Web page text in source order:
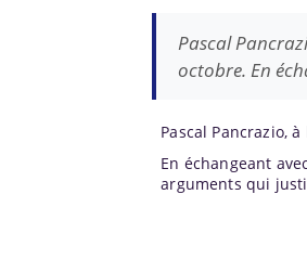
Pascal
octobre. En
Pascal Pancrazio,
En échangeant
arguments qui